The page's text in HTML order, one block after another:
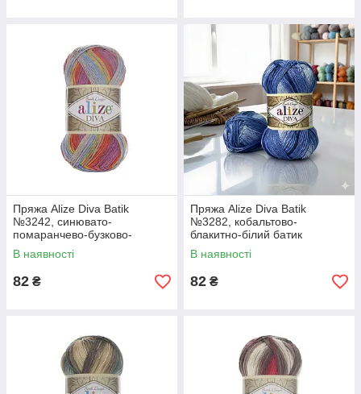
Пряжа Alize Diva Batik
№3242, синювато-
помаранчево-бузково-
бежевий батик
В наявності
82 ₴
Пряжа Alize Diva Batik
№3282, кобальтово-
блакитно-білий батик
В наявності
82 ₴